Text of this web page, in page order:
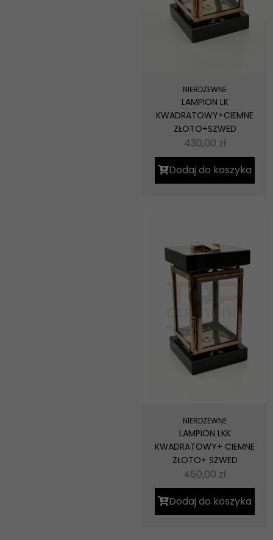
NIERDZEWNE
LAMPION LK
KWADRATOWY+CIEMNE
ZŁOTO+SZWED
430,00 zł
Dodaj do koszyka
NIERDZEWNE
LAMPION LKK
KWADRATOWY+ CIEMNE
ZŁOTO+ SZWED
450,00 zł
Dodaj do koszyka